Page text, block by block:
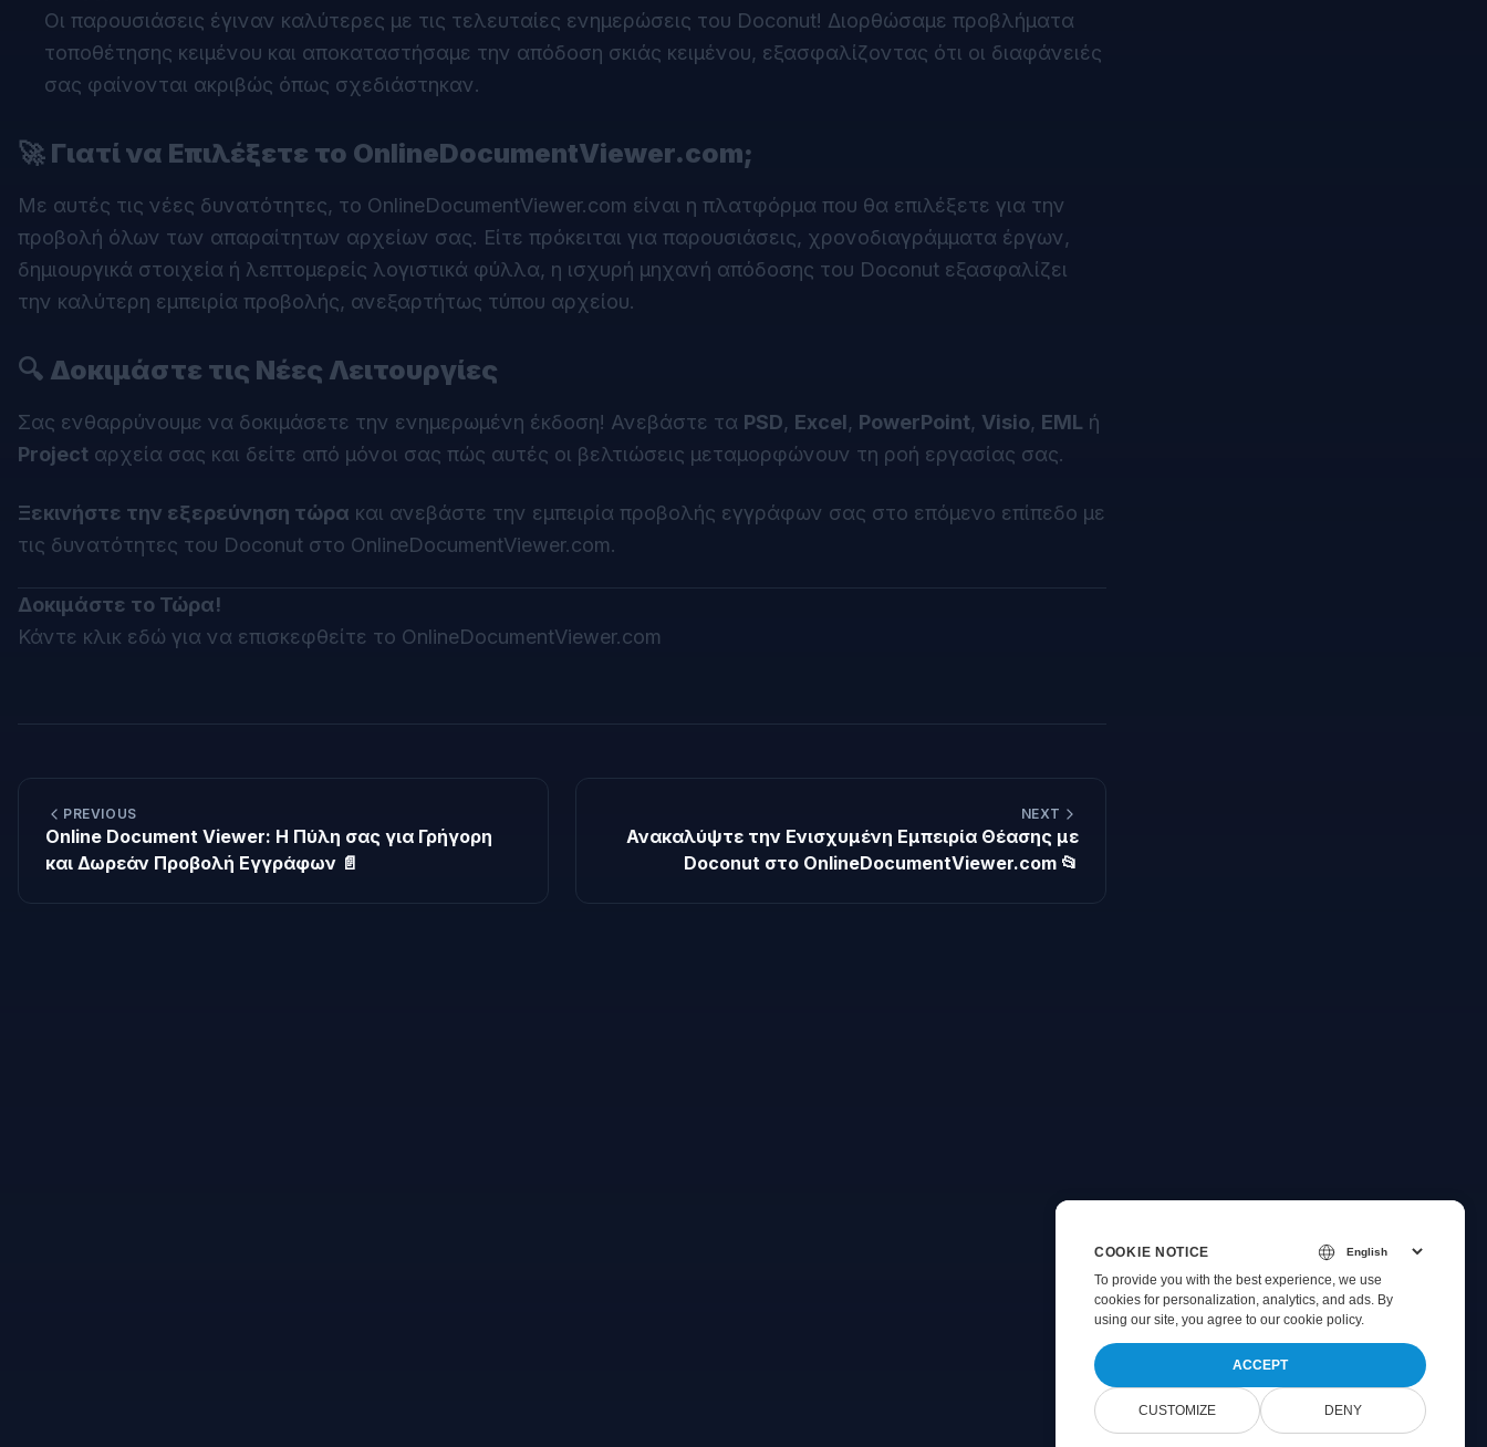
Οι παρουσιάσεις έγιναν καλύτερες με τις τελευταίες ενημερώσεις του Doconut! Διορθώσαμε προβλήματα
τοποθέτησης κειμένου και αποκαταστήσαμε την απόδοση σκιάς κειμένου, εξασφαλίζοντας ότι οι διαφάνειές
σας φαίνονται ακριβώς όπως σχεδιάστηκαν.
🚀 Γιατί να Επιλέξετε το OnlineDocumentViewer.com;
Με αυτές τις νέες δυνατότητες, το OnlineDocumentViewer.com είναι η πλατφόρμα που θα επιλέξετε για την
προβολή όλων των απαραίτητων αρχείων σας. Είτε πρόκειται για παρουσιάσεις, χρονοδιαγράμματα έργων,
δημιουργικά στοιχεία ή λεπτομερείς λογιστικά φύλλα, η ισχυρή μηχανή απόδοσης του Doconut εξασφαλίζει
την καλύτερη εμπειρία προβολής, ανεξαρτήτως τύπου αρχείου.
🔍 Δοκιμάστε τις Νέες Λειτουργίες
Σας ενθαρρύνουμε να δοκιμάσετε την ενημερωμένη έκδοση! Ανεβάστε τα PSD, Excel, PowerPoint, Visio, EML ή
Project αρχεία σας και δείτε από μόνοι σας πώς αυτές οι βελτιώσεις μεταμορφώνουν τη ροή εργασίας σας.
Ξεκινήστε την εξερεύνηση τώρα και ανεβάστε την εμπειρία προβολής εγγράφων σας στο επόμενο επίπεδο με
τις δυνατότητες του Doconut στο OnlineDocumentViewer.com.
Δοκιμάστε το Τώρα!
Κάντε κλικ εδώ για να επισκεφθείτε το OnlineDocumentViewer.com
PREVIOUS
Online Document Viewer: Η Πύλη σας για Γρήγορη
και Δωρεάν Προβολή Εγγράφων 📄
NEXT
Ανακαλύψτε την Ενισχυμένη Εμπειρία Θέασης με
Doconut στο OnlineDocumentViewer.com 📂
COOKIE NOTICE
To provide you with the best experience, we use
cookies for personalization, analytics, and ads. By
using our site, you agree to our cookie policy.
ACCEPT
CUSTOMIZE DENY